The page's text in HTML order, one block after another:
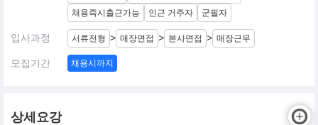
채용즉시출근가능
인근 거주자 군필자
입사과정 서류전형 > 매장면접 > 본사면접 > 매장근무
모집기간 채용시까지
상세요강